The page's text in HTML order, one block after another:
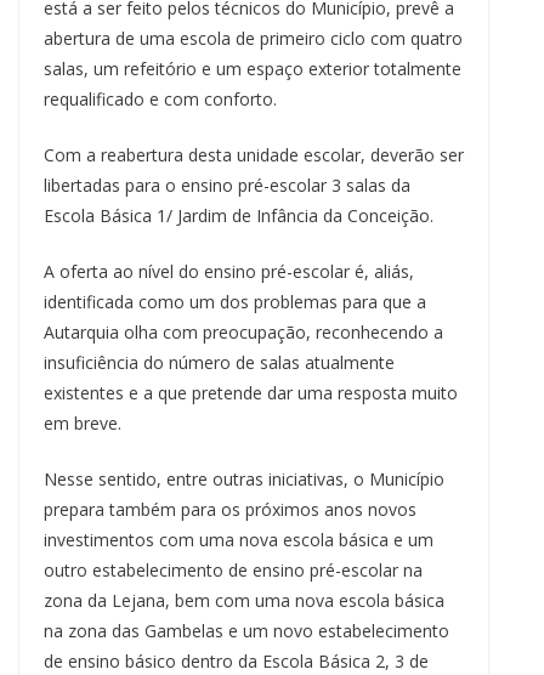
está a ser feito pelos técnicos do Município, prevê a
abertura de uma escola de primeiro ciclo com quatro
salas, um refeitório e um espaço exterior totalmente
requalificado e com conforto.
Com a reabertura desta unidade escolar, deverão ser
libertadas para o ensino pré-escolar 3 salas da
Escola Básica 1/ Jardim de Infância da Conceição.
A oferta ao nível do ensino pré-escolar é, aliás,
identificada como um dos problemas para que a
Autarquia olha com preocupação, reconhecendo a
insuficiência do número de salas atualmente
existentes e a que pretende dar uma resposta muito
em breve.
Nesse sentido, entre outras iniciativas, o Município
prepara também para os próximos anos novos
investimentos com uma nova escola básica e um
outro estabelecimento de ensino pré-escolar na
zona da Lejana, bem com uma nova escola básica
na zona das Gambelas e um novo estabelecimento
de ensino básico dentro da Escola Básica 2, 3 de